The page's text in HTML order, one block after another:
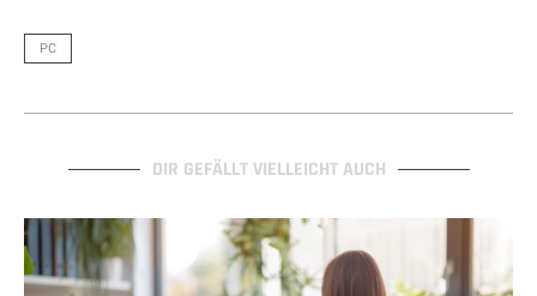
PC
DIR GEFÄLLT VIELLEICHT AUCH